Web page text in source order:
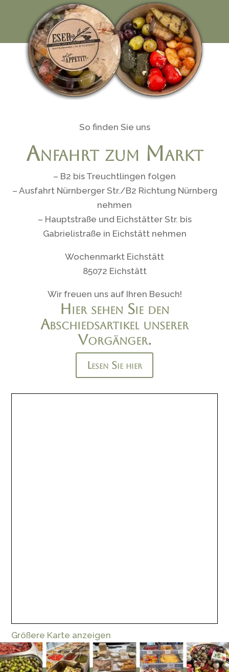
So finden Sie uns
Anfahrt zum Markt
– B2 bis Treuchtlingen folgen
– Ausfahrt Nürnberger Str./B2 Richtung Nürnberg
nehmen
– Hauptstraße und Eichstätter Str. bis
Gabrielistraße in Eichstätt nehmen
Wochenmarkt Eichstätt
85072 Eichstätt
Wir freuen uns auf Ihren Besuch!
Hier sehen Sie den
Abschiedsartikel unserer
Vorgänger.
Lesen Sie hier
Größere Karte anzeigen